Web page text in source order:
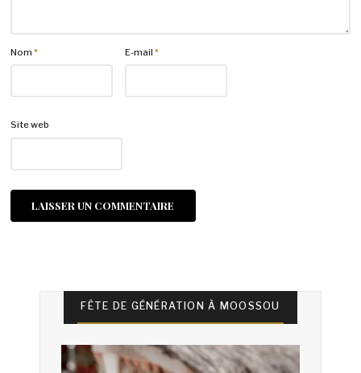
Nom* E-mail*
Site web
FÊTE DE GÉNÉRATION À MOOSSOU